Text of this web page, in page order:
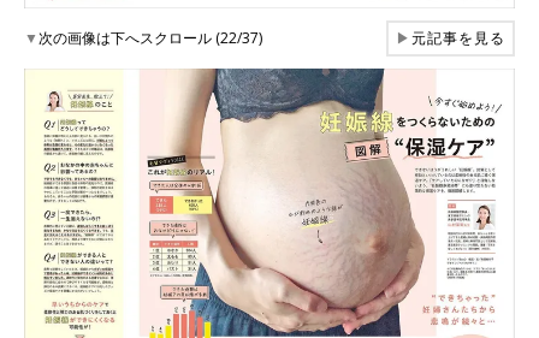
▼次の画像は下へスクロール (22/37) ▶元記事を見る